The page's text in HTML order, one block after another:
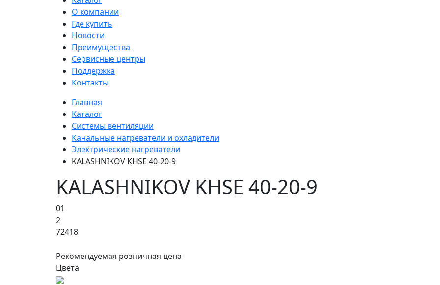
О компании
Где купить
Новости
Преимущества
Сервисные центры
Поддержка
Контакты
Главная
Каталог
Системы вентиляции
Канальные нагреватели и охладители
Электрические нагреватели
KALASHNIKOV KHSE 40-20-9
KALASHNIKOV KHSE 40-20-9
01
2
72418
Рекомендуемая розничная цена
Цвета